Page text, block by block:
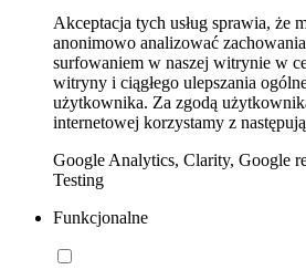
Akceptacja tych usług sprawia, że
anonimowo analizować
surfowaniem w naszej witrynie w
witryny i ciągłego ulepszania
użytkownika. Za zgodą
internetowej korzystamy z
Google Analytics, Clarity, Google
Testing
Funkcjonalne